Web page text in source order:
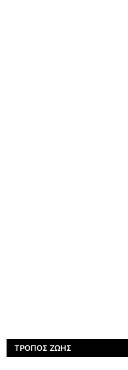
ΤΡΌΠΟΣ ΖΩΉΣ